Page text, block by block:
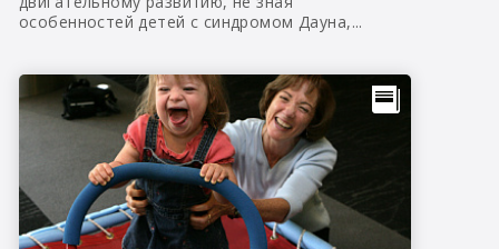
особенностей детей с синдромом Дауна,...